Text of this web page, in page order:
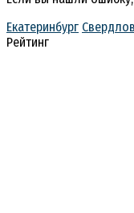
Екатеринбург
Рейтинг